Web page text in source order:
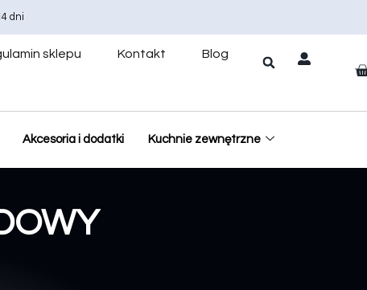
dni
sklepu Kontakt Blog
Akcesoria i dodatki Kuchnie zewnętrzne